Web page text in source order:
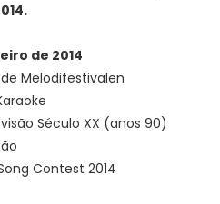
de 2014
Melodifestivalen
Século XX (anos 90)
Contest 2014